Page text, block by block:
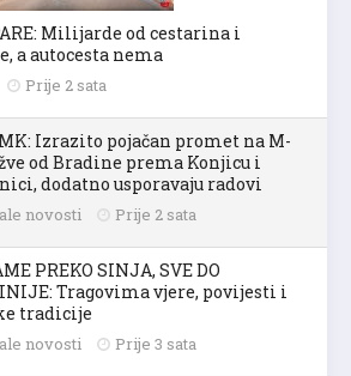
Milijarde od cestarina i
a autocesta nema
Prije 2 sata
Izrazito pojačan promet na M-
od Bradine prema Konjicu i
dodatno usporavaju radovi
novosti Prije 2 sata
PREKO SINJA, SVE DO
Tragovima vjere, povijesti i
tradicije
novosti Prije 3 sata